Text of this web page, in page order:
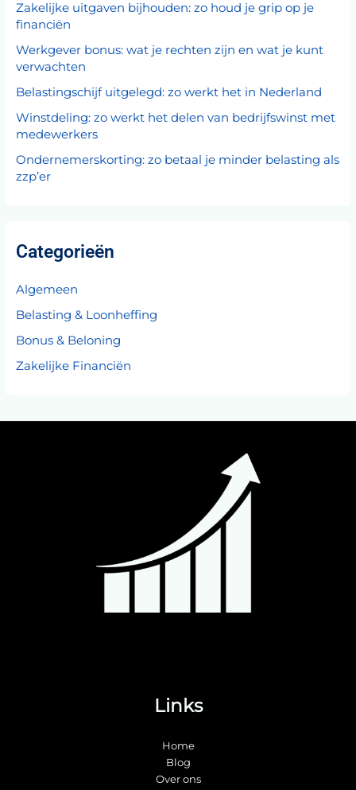
Zakelijke uitgaven bijhouden: zo houd je grip op je
financiën
Werkgever bonus: wat je rechten zijn en wat je kunt
verwachten
Belastingschijf uitgelegd: zo werkt het in Nederland
Winstdeling: zo werkt het delen van bedrijfswinst met
medewerkers
Ondernemerskorting: zo betaal je minder belasting als
zzp’er
Categorieën
Algemeen
Belasting & Loonheffing
Bonus & Beloning
Zakelijke Financiën
Links
Home
Blog
Over ons